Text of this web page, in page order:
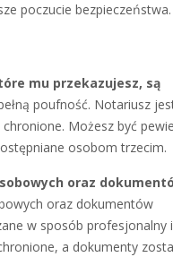
poczucie bezpieczeństwa.
mu przekazujesz, są
poufność. Notariusz
Możesz być
osobom trzecim.
oraz
oraz dokumentów
w sposób profesjonalny i
a dokumenty